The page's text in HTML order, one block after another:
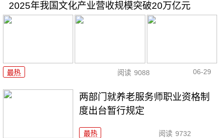
2025年我国文化产业营收规模突破20万亿元
最热 阅读 9088 06-29
两部门就养老服务师职业资格制
度出台暂行规定
最热 阅读 9732